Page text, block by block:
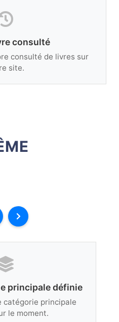
consulté
consulté de livres sur
site.
principale définie
catégorie principale
le moment.